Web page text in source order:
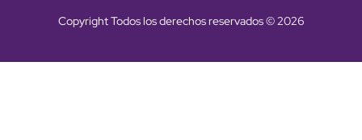
Copyright Todos los derechos reservados © 2026